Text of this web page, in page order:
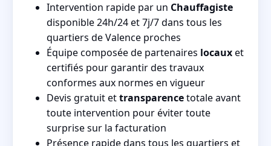
Intervention rapide par un Chauffagiste
disponible 24h/24 et 7j/7 dans tous les
quartiers de Valence proches
Équipe composée de partenaires locauxet
certifiés pour garantir des travaux
conformes aux normes en vigueur
Devis gratuit ettransparencetotale avant
toute intervention pour éviter toute
surprise sur la facturation
Présence rapide dans tous les quartiers et